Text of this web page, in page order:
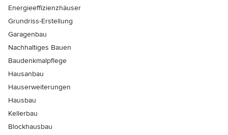
Energieeffizienzhäuser
Grundriss-Erstellung
Garagenbau
Nachhaltiges Bauen
Baudenkmalpflege
Hausanbau
Hauserweiterungen
Hausbau
Kellerbau
Blockhausbau